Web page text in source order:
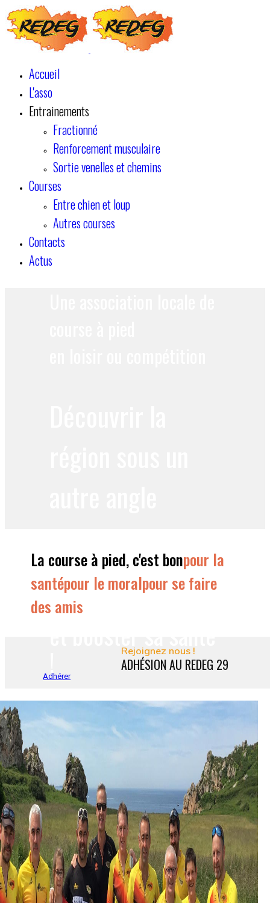
Accueil
L'asso
Entrainements
Fractionné
Renforcement musculaire
Sortie venelles et chemins
Courses
Entre chien et loup
Autres courses
Contacts
Actus
Courir à son
rythme
Une ambiance
cordiale, pendant et
après l'effort !
La course à pied, c'est bonpour la
santépour le moralpour se faire
des amis
Rejoignez nous !
ADHÉSION AU REDEG 29
Adhérer